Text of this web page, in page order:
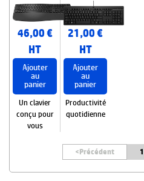
46,00 €
HT
21,00 €
HT
Ajouter
au
panier
Ajouter
au
panier
Un clavier
conçu pour
vous
Productivité
quotidienne
<Précédent 1